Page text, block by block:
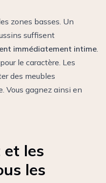
zones basses. Un
suffisent
immédiatement intime.
le caractère. Les
des meubles
Vous gagnez ainsi en
et les
les